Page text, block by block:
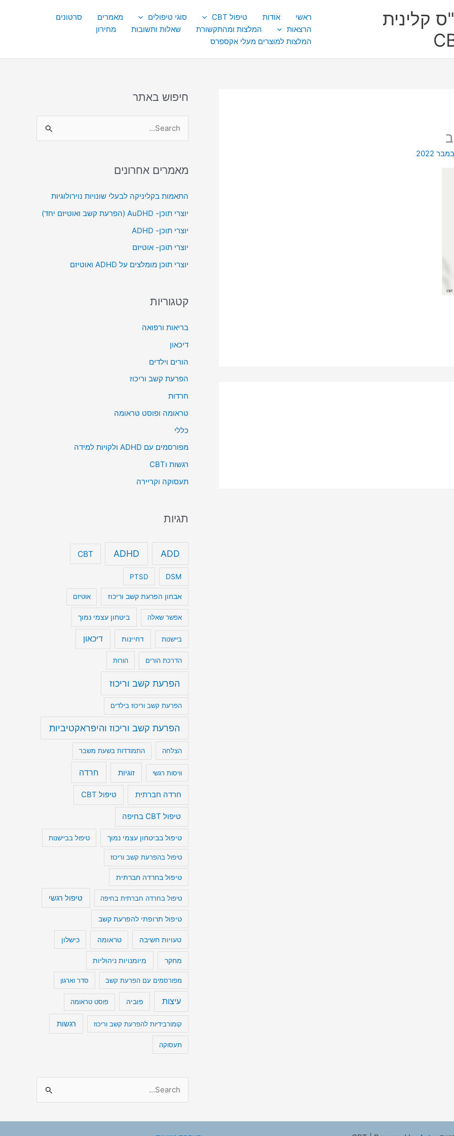
קלינית
ראשי אודות טיפול CBT סוגי טיפולים מאמרים
סרטונים
הרצאות
המלצות ומהתקשורת שאלות ותשובות
מחירון
המלצות למוצרים מעלי אקספרס
חיפוש באתר
r
o
:
מאמרים אחרונים
התאמות בקליניקה לבעלי שונויות נוירולוגיות
יוצרי תוכן- AuDHD (הפרעת קשב ואוטיזם יחד)
יוצרי תוכן- ADHD
יוצרי תוכן- אוטיזם
יוצרי תוכן מומלצים על ADHD ואוטיזם
קטגוריות
בריאות ורפואה
דיכאון
הורים וילדים
הפרעת קשב וריכוז
חרדות
טראומה ופוסט טראומה
כללי
מפורסמים עם ADHD ולקויות למידה
רגשות וCBT
תעסוקה וקריירה
תגיות
ADD
ADHD
CBT
DSM
PTSD
אבחון הפרעת קשב וריכוז אוטיזם
אפשר שאלה ביטחון עצמי נמוך
ביישנות דחיינות דיכאון
הדרכת הורים הורות
הפרעת קשב וריכוז
הפרעת קשב וריכוז בילדים
הפרעת קשב וריכוז והיפראקטיביות
הצלחה התמודדות בשעת משבר
וויסות רגשי זוגיות חרדה
חרדה חברתית טיפול CBT
טיפול CBT בחיפה
טיפול בביטחון עצמי נמוך טיפול בביישנות
טיפול בהפרעת קשב וריכוז
טיפול בחרדה חברתית
טיפול בחרדה חברתית בחיפה טיפול רגשי
טיפול תרופתי להפרעת קשב
טעויות חשיבה טראומה כישלון
מחקר מיומנויות ניהוליות
מפורסמים עם הפרעת קשב סדר וארגון
עיצות פוביה פוסט טראומה
קומורבידיות להפרעת קשב וריכוז רגשות
תעסוקה
a